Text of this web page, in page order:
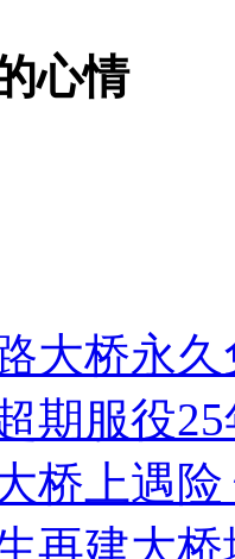
手拳打脚踢
心情
大桥永
期服役
桥上遇
再建大